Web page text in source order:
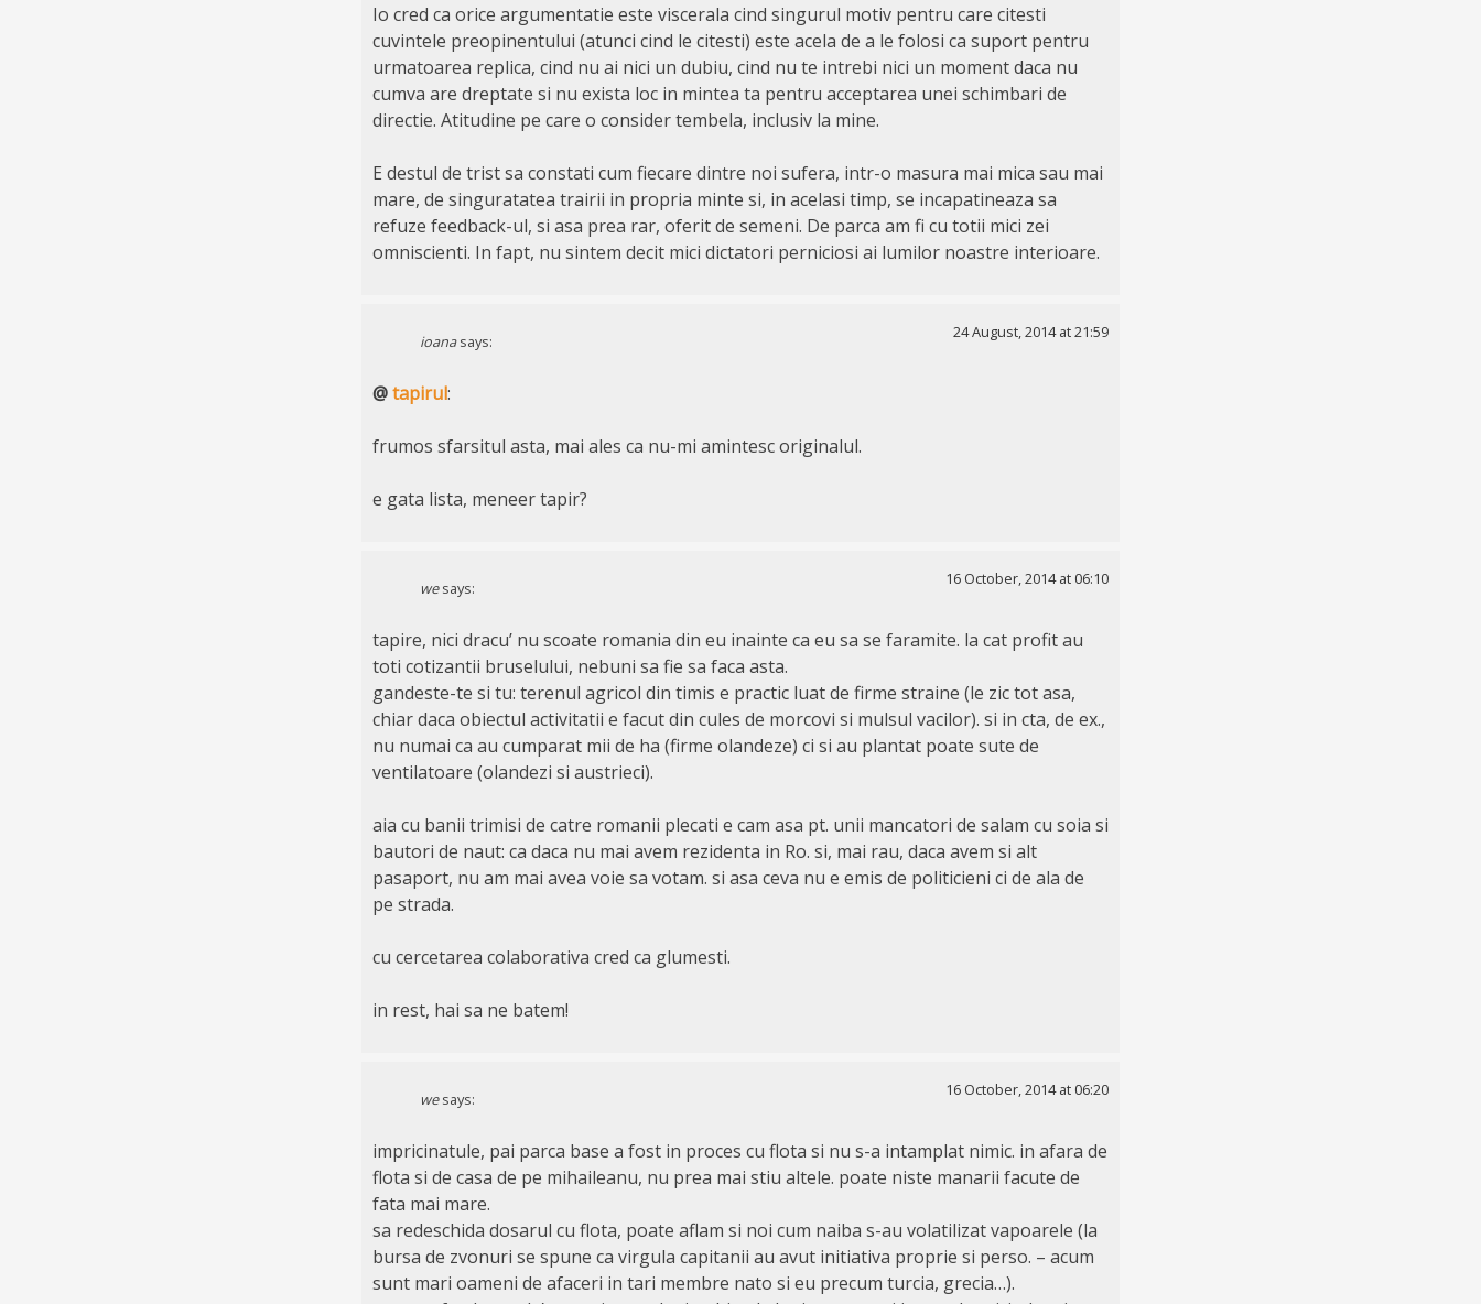
Io cred ca orice argumentatie este viscerala cind singurul motiv pentru care citesti
cuvintele preopinentului (atunci cind le citesti) este acela de a le folosi ca suport pentru
urmatoarea replica, cind nu ai nici un dubiu, cind nu te intrebi nici un moment daca nu
cumva are dreptate si nu exista loc in mintea ta pentru acceptarea unei schimbari de
directie. Atitudine pe care o consider tembela, inclusiv la mine.
E destul de trist sa constati cum fiecare dintre noi sufera, intr-o masura mai mica sau mai
mare, de singuratatea trairii in propria minte si, in acelasi timp, se incapatineaza sa
refuze feedback-ul, si asa prea rar, oferit de semeni. De parca am fi cu totii mici zei
omniscienti. In fapt, nu sintem decit mici dictatori perniciosi ai lumilor noastre interioare.
ioana says:
24 August, 2014 at 21:59
@tapirul:
frumos sfarsitul asta, mai ales ca nu-mi amintesc originalul.
e gata lista, meneer tapir?
we says:
16 October, 2014 at 06:10
tapire, nici dracu’ nu scoate romania din eu inainte ca eu sa se faramite. la cat profit au
toti cotizantii bruselului, nebuni sa fie sa faca asta.
gandeste-te si tu: terenul agricol din timis e practic luat de firme straine (le zic tot asa,
chiar daca obiectul activitatii e facut din cules de morcovi si mulsul vacilor). si in cta, de ex.,
nu numai ca au cumparat mii de ha (firme olandeze) ci si au plantat poate sute de
ventilatoare (olandezi si austrieci).
aia cu banii trimisi de catre romanii plecati e cam asa pt. unii mancatori de salam cu soia si
bautori de naut: ca daca nu mai avem rezidenta in Ro. si, mai rau, daca avem si alt
pasaport, nu am mai avea voie sa votam. si asa ceva nu e emis de politicieni ci de ala de
pe strada.
cu cercetarea colaborativa cred ca glumesti.
in rest, hai sa ne batem!
we says:
16 October, 2014 at 06:20
impricinatule, pai parca base a fost in proces cu flota si nu s-a intamplat nimic. in afara de
flota si de casa de pe mihaileanu, nu prea mai stiu altele. poate niste manarii facute de
fata mai mare.
sa redeschida dosarul cu flota, poate aflam si noi cum naiba s-au volatilizat vapoarele (la
bursa de zvonuri se spune ca virgula capitanii au avut initiativa proprie si perso. – acum
sunt mari oameni de afaceri in tari membre nato si eu precum turcia, grecia…).